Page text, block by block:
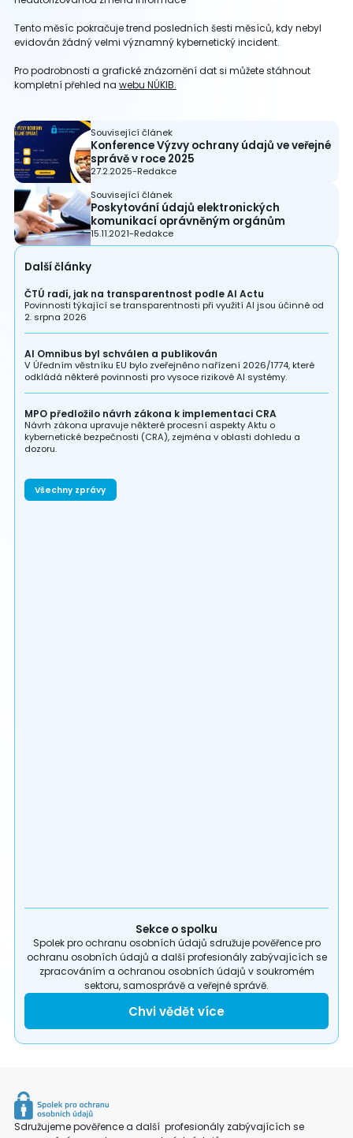
Tento měsíc pokračuje trend posledních šesti měsíců, kdy nebyl
evidován žádný velmi významný kybernetický incident.
Pro podrobnosti a grafické znázornění dat si můžete stáhnout
kompletní přehled na webu NÚKIB.
Související článek
Konference Výzvy ochrany údajů ve veřejné
správě v roce 2025
27.2.2025-Redakce
Související článek
Poskytování údajů elektronických
komunikací oprávněným orgánům
15.11.2021-Redakce
Další články
ČTÚ radí, jak na transparentnost podle AI Actu
Povinnosti týkající se transparentnosti při využití AI jsou účinné od
2. srpna 2026
AI Omnibus byl schválen a publikován
V Úředním věstníku EU bylo zveřejněno nařízení 2026/1774, které
odkládá některé povinnosti pro vysoce rizikové AI systémy.
MPO předložilo návrh zákona k implementaci CRA
Návrh zákona upravuje některé procesní aspekty Aktu o
kybernetické bezpečnosti (CRA), zejména v oblasti dohledu a
dozoru.
Všechny zprávy
Sekce o spolku
Spolek pro ochranu osobních údajů sdružuje pověřence pro
ochranu osobních údajů a další profesionály zabývajících se
zpracováním a ochranou osobních údajů v soukromém
sektoru, samosprávě a veřejné správě.
Chvi vědět více
Sdružujeme pověřence a další profesionály zabývajících se